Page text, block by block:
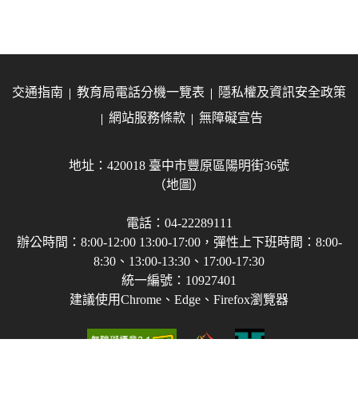
交通指南 教育局電話分機一覽表
隱私權及資訊安全政策
網站服務條款
無障礙宣告
地址：420018 臺中市豐原區陽明街36號
（地圖）
電話：04-22289111
辦公時間：8:00-12:00 13:00-17:00，彈性上下班時間：8:00-
8:30、13:00-13:30、17:00-17:30
統一編號：10927401
建議使用Chrome、Edge、Firefox瀏覽器